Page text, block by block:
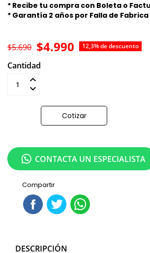
* Recibe tu compra con Boleta o
* Garantía 2 años por Falla de Fabrica
$4.990 12,3% de descuento
$5.690
Cantidad
Cotizar
Compartir
CONTACTA UN ESPECIALISTA
DESCRIPCIÓN